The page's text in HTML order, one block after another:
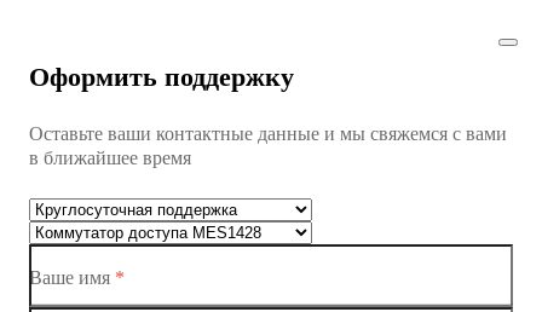
Коммутатор доступа MES1428
Коммутатор доступа MES1428
Коммутаторы доступа
Оформить поддержку
Оставьте ваши контактные данные и мы свяжемся с вами
в ближайшее время
Ваше имя *